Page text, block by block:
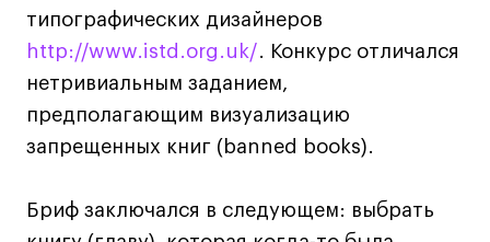
Графический дизайнер
Цифровой маркетолог
Технолог-конструктор одежды
Коммерческий фотограф
Все программы
Для школьников
типографических дизайнеров
http://www.istd.org.uk/. Конкурс отличался
нетривиальным заданием,
предполагающим визуализацию
запрещенных книг (banned books).
Бриф заключался в следующем: выбрать